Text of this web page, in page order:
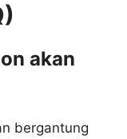
akan
bergantung